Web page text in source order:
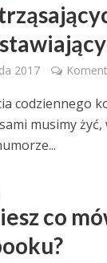
2017
codziennego
musimy
co